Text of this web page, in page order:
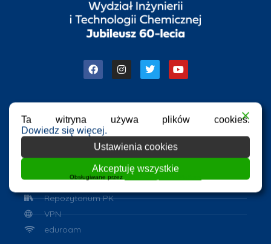
Przydatne linki
Azure Dev Tools for Teaching
ASAP
Repozytorium PK
VPN
eduroam
Ta witryna używa plików cookies.
Dowiedz się więcej.
Ustawienia cookies
Akceptuję wszystkie
Obsługiwane przez WPLP Compliance Platform